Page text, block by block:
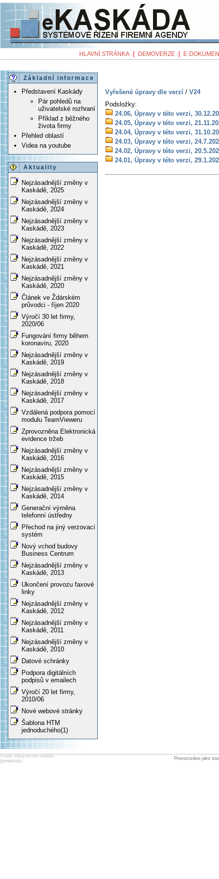
HLAVNÍ STRÁNKA DEMOVERZE E-
Základní informace
Představení Kaskády
Pár pohledů na
uživatelské rozhraní
Příklad z běžného
života firmy
Přehled oblastí
Videa na youtube
Aktuality
Nejzásadnější změny v
Kaskádě, 2025
Nejzásadnější změny v
Kaskádě, 2024
Nejzásadnější změny v
Kaskádě, 2023
Nejzásadnější změny v
Kaskádě, 2022
Nejzásadnější změny v
Kaskádě, 2021
Nejzásadnější změny v
Kaskádě, 2020
Článek ve Ždárském
průvodci - říjen 2020
Výročí 30 let firmy,
2020/06
Fungování firmy během
koronaviru, 2020
Nejzásadnější změny v
Kaskádě, 2019
Nejzásadnější změny v
Kaskádě, 2018
Nejzásadnější změny v
Kaskádě, 2017
Vzdálená podpora pomocí
modulu TeamVieweru
Zprovozněna Elektronická
evidence tržeb
Nejzásadnější změny v
Kaskádě, 2016
Nejzásadnější změny v
Kaskádě, 2015
Nejzásadnější změny v
Kaskádě, 2014
Generační výměna
telefonní ústředny
Přechod na jiný verzovací
systém
Nový vchod budovy
Business Centrum
Nejzásadnější změny v
Kaskádě, 2013
Ukončení provozu faxové
linky
Nejzásadnější změny v
Kaskádě, 2012
Nejzásadnější změny v
Kaskádě, 2011
Nejzásadnější změny v
Kaskádě, 2010
Datové schránky
Podpora digitálních
podpisů v emailech
Výročí 20 let firmy,
2010/06
Nové webové stránky
Šablona HTM
jednoduchého(1)
Vyřešené úpravy dle verzí / V24
Podsložky:
24.06, Úpravy v této verzi,
24.05, Úpravy v této verzi,
24.04, Úpravy v této verzi,
24.03, Úpravy v této verzi,
24.02, Úpravy v této verzi,
24.01, Úpravy v této verzi,
Provozováno jako
Trvalý odkaz na tuto stránku
(permalink)